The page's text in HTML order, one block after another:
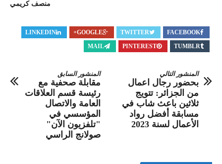
منصف كريمي
FACEBOOK
TWITTER
GOOGLE+
LINKEDIN
TUMBLR
PINTEREST
MAIL
المنشور السابق
مقابلة صحفية مع
رئيسة قسم العلاقات
العامة والاتصال
المؤسسي في
"تلفزيون الآن"
صولانج الراسي
المنشور التالي
بحضور رجال اعمال
من الجزائر: تتويج
ثلاثين باعث شاب في
مسابقة أفضل رواد
الأعمال لسنة 2023